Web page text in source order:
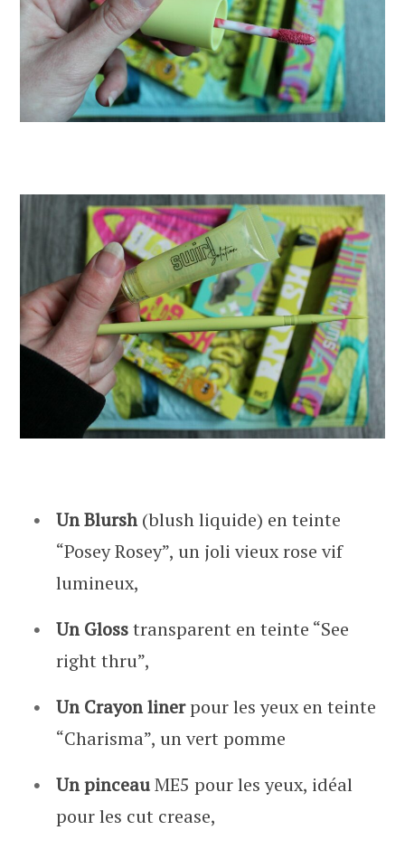
Un Blursh(blush liquide) en teinte
“Posey Rosey”, un joli vieux rose vif
lumineux,
Un Glosstransparent en teinte “See
right thru”,
Un Crayon linerpour les yeux en teinte
“Charisma”, un vert pomme
Un pinceauME5 pour les yeux, idéal
pour les cut crease,